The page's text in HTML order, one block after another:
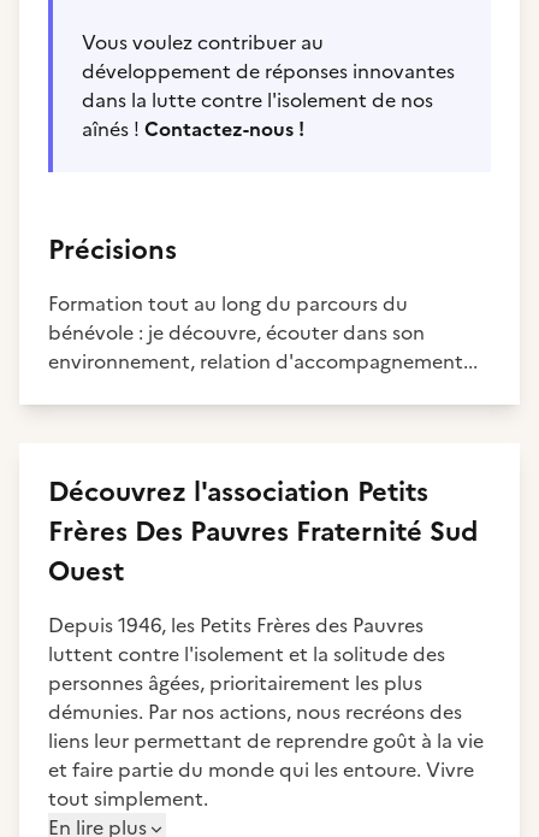
Vous voulez contribuer au
développement de réponses innovantes
dans la lutte contre l'isolement de nos
aînés ! Contactez-nous !
Précisions
Formation tout au long du parcours du
bénévole : je découvre, écouter dans son
environnement, relation d'accompagnement...
Découvrez l'association Petits
Frères Des Pauvres Fraternité Sud
Ouest
Depuis 1946, les Petits Frères des Pauvres
luttent contre l'isolement et la solitude des
personnes âgées, prioritairement les plus
démunies. Par nos actions, nous recréons des
liens leur permettant de reprendre goût à la vie
et faire partie du monde qui les entoure. Vivre
tout simplement.
En lire plus